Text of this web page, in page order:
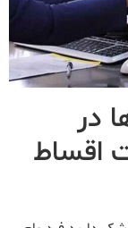
در
اقساط